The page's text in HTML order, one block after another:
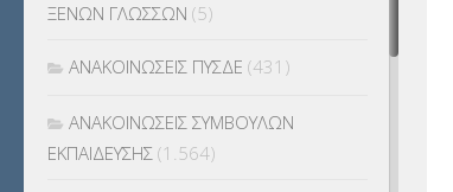
ΞΕΝΩΝ ΓΛΩΣΣΩΝ (5)
ΑΝΑΚΟΙΝΩΣΕΙΣ ΠΥΣΔΕ (431)
ΑΝΑΚΟΙΝΩΣΕΙΣ ΣΥΜΒΟΥΛΩΝ
ΕΚΠΑΙΔΕΥΣΗΣ (1.564)